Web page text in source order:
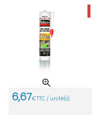
6,67€TTC / unité(s)